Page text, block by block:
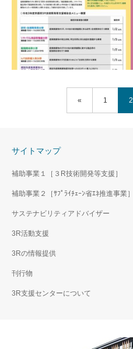
「３Ｒのススメ。」2021
年秋号（第36号）
(2021.11)
« 1 2
サイトマップ
補助事業１［３R技術開発等支援］
補助事業２［ｻﾌﾟﾗｲﾁｪｰﾝ省ｴﾈ推進事業］
サステナビリティアドバイザー
3R活動支援
3Rの情報提供
刊行物
3R支援センターについて